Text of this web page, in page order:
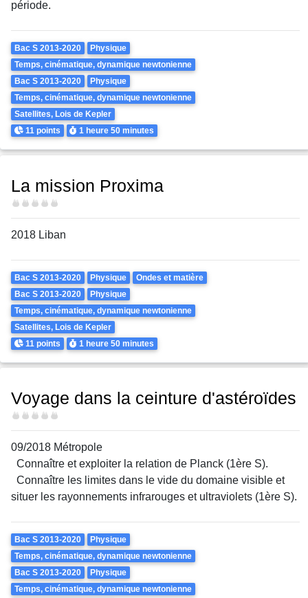
période.
Theme
Bac S 2013-2020
Physique
Temps, cinématique, dynamique newtonienne
Bac S 2013-2020
Physique
Temps, cinématique, dynamique newtonienne
Satellites, Lois de Kepler
Points
11 points Durée
1 heure50 minutes
La mission Proxima
Difficulté
2018 Liban
Theme
Bac S 2013-2020 Physique
Ondes et matière
Bac S 2013-2020
Physique
Temps, cinématique, dynamique newtonienne
Satellites, Lois de Kepler
Points
11 points Durée
1 heure50 minutes
Voyage dans la ceinture d'astéroïdes
Difficulté
09/2018 Métropole
Connaître et exploiter la relation de Planck (1ère S).
Connaître les limites dans le vide du domaine visible et
situer les rayonnements infrarouges et ultraviolets (1ère S).
Theme
Bac S 2013-2020
Physique
Temps, cinématique, dynamique newtonienne
Bac S 2013-2020
Physique
Temps, cinématique, dynamique newtonienne